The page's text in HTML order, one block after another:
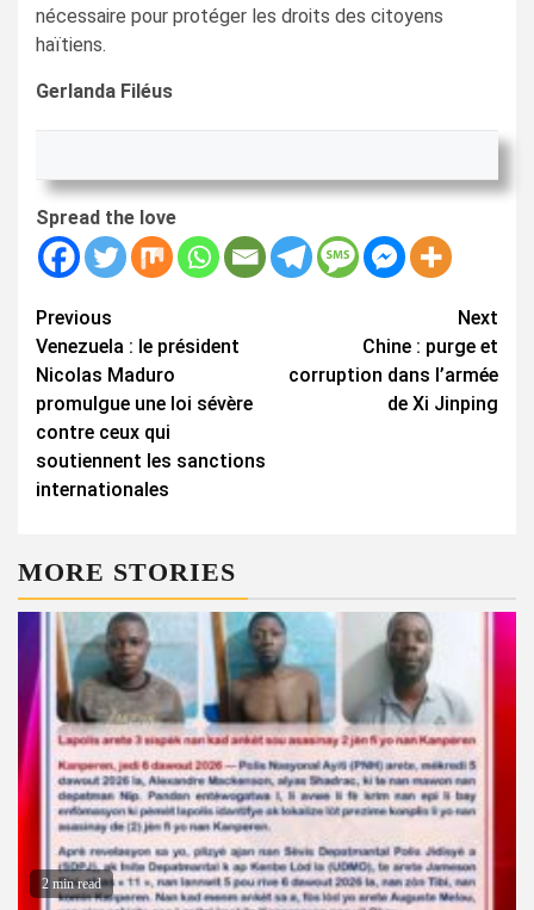
nécessaire pour protéger les droits des citoyens
haïtiens.
Gerlanda Filéus
Spread the love
Continue
Reading
Previous
Venezuela : le président
Nicolas Maduro
promulgue une loi sévère
contre ceux qui
soutiennent les sanctions
internationales
Next
Chine : purge et
corruption dans l’armée
de Xi Jinping
MORE STORIES
2 min read